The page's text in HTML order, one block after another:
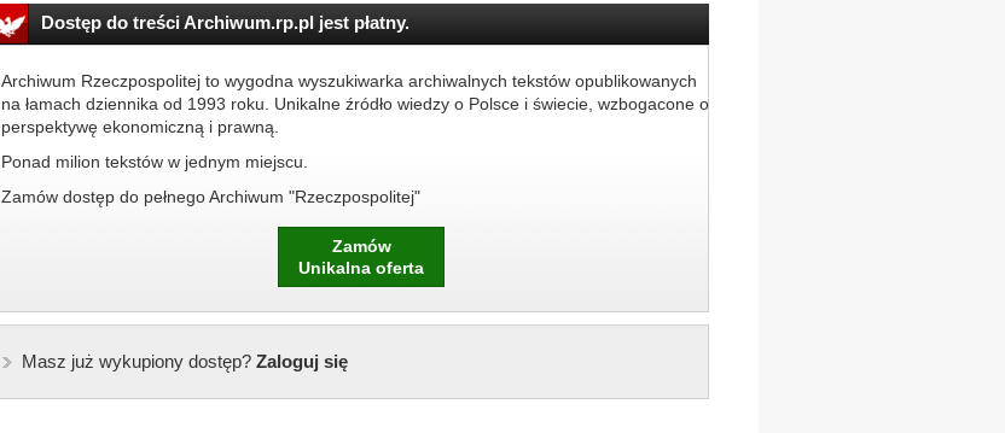
Dostęp do treści Archiwum.rp.pl jest płatny.
Archiwum Rzeczpospolitej to wygodna wyszukiwarka archiwalnych tekstów opublikowanych
na łamach dziennika od 1993 roku. Unikalne źródło wiedzy o Polsce i świecie, wzbogacone o
perspektywę ekonomiczną i prawną.
Ponad milion tekstów w jednym miejscu.
Zamów dostęp do pełnego Archiwum "Rzeczpospolitej"
Zamów
Unikalna oferta
Masz już wykupiony dostęp?Zaloguj się